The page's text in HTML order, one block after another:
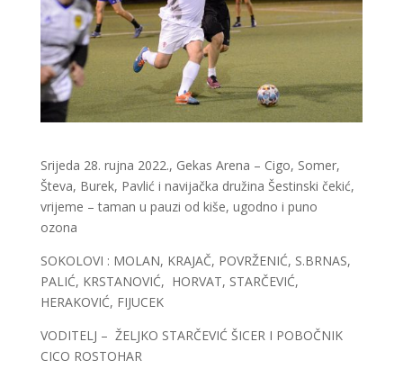
Srijeda 28. rujna 2022., Gekas Arena – Cigo, Somer,
Števa, Burek, Pavlić i navijačka družina Šestinski čekić,
vrijeme – taman u pauzi od kiše, ugodno i puno
ozona
SOKOLOVI : MOLAN, KRAJAČ, POVRŽENIĆ, S.BRNAS,
PALIĆ, KRSTANOVIĆ, HORVAT, STARČEVIĆ,
HERAKOVIĆ, FIJUCEK
VODITELJ – ŽELJKO STARČEVIĆ ŠICER I POBOČNIK
CICO ROSTOHAR